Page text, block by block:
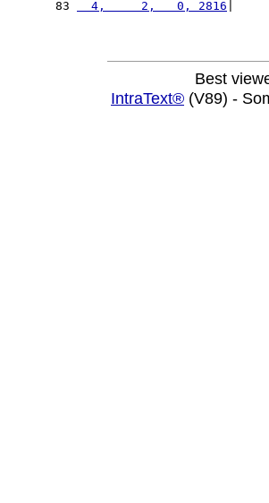
83
  4,     2,   0, 2816
|
Best
IntraText® (V89) -